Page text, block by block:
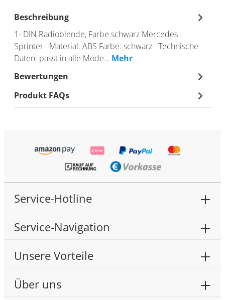
Beschreibung
1- DIN Radioblende, Farbe schwarz Mercedes
Sprinter Material: ABS Farbe: schwarz Technische
Daten: passt in alle Mode… Mehr
Bewertungen
Produkt FAQs
Service-Hotline
Service-Navigation
Unsere Vorteile
Über uns